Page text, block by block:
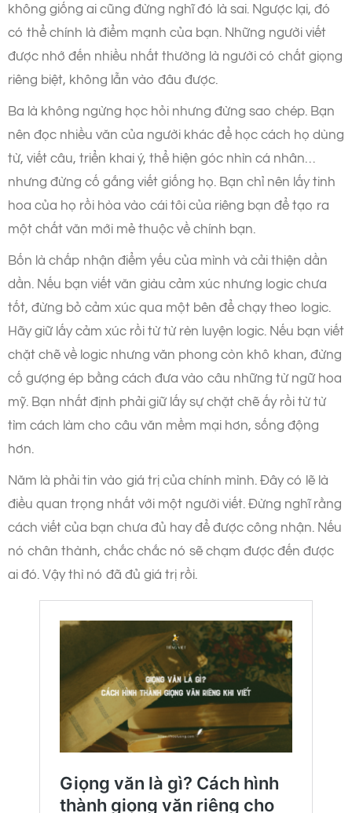
không giống ai cũng đừng nghĩ đó là sai. Ngược lại, đó
có thể chính là điểm mạnh của bạn. Những người viết
được nhớ đến nhiều nhất thường là người có chất giọng
riêng biệt, không lẫn vào đâu được.
Ba là không ngừng học hỏi nhưng đừng sao chép. Bạn
nên đọc nhiều văn của người khác để học cách họ dùng
từ, viết câu, triển khai ý, thể hiện góc nhìn cá nhân…
nhưng đừng cố gắng viết giống họ. Bạn chỉ nên lấy tinh
hoa của họ rồi hòa vào cái tôi của riêng bạn để tạo ra
một chất văn mới mẻ thuộc về chính bạn.
Bốn là chấp nhận điểm yếu của mình và cải thiện dần
dần. Nếu bạn viết văn giàu cảm xúc nhưng logic chưa
tốt, đừng bỏ cảm xúc qua một bên để chạy theo logic.
Hãy giữ lấy cảm xúc rồi từ từ rèn luyện logic. Nếu bạn viết
chặt chẽ về logic nhưng văn phong còn khô khan, đừng
cố gượng ép bằng cách đưa vào câu những từ ngữ hoa
mỹ. Bạn nhất định phải giữ lấy sự chặt chẽ ấy rồi từ từ
tìm cách làm cho câu văn mềm mại hơn, sống động
hơn.
Năm là phải tin vào giá trị của chính mình. Đây có lẽ là
điều quan trọng nhất với một người viết. Đừng nghĩ rằng
cách viết của bạn chưa đủ hay để được công nhận. Nếu
nó chân thành, chắc chắc nó sẽ chạm được đến được
ai đó. Vậy thì nó đã đủ giá trị rồi.